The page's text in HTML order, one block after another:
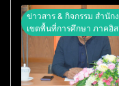
ข่าวสาร & กิจกรรม สำนัก
เขตพื้นที่การศึกษา ภาคอิ